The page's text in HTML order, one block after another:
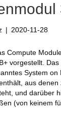
| 2020-11-28
Compute
vorgestellt.
System
aus denen
und darüber
(von keinem